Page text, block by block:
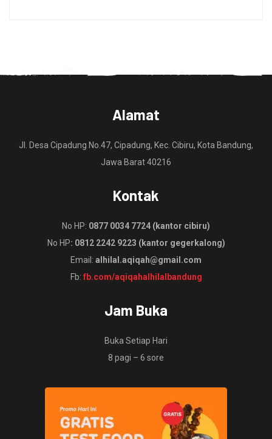
Alamat
Jl. Desa Cipadung No.47, Cipadung, Kec. Cibiru, Kota Bandung,
Jawa Barat 40216
Kontak
No HP: 0877 0034 7724 (kantor cibiru)
No HP: 0812 2242 9223 (kantor gegerkalong)
Email: alhilal.aqiqah@gmail.com
Fb: fb.com/aqiqahalhilalbandung
Jam Buka
Buka Setiap Hari
8 pagi – 6 sore